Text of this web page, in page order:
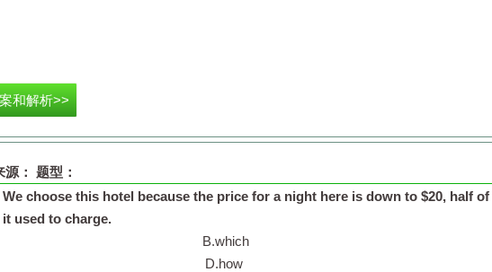
和解析>>
源： 题型：
We choose this hotel because the price for a night here is down to $20, half of
it used to charge.
B.which
D.how